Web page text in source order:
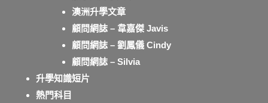
澳洲升學文章
顧問網誌 – 韋嘉傑 Javis
顧問網誌 – 劉鳳儀 Cindy
顧問網誌 – Silvia
升學知識短片
熱門科目